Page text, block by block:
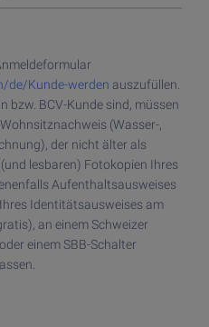
-App
de/Kunde-werden auszufüllen.
bzw. BCV-Kunde sind, müssen
(Wasser-,
der nicht älter als
lesbaren) Fotokopien Ihres
Aufenthaltsausweises
Identitätsausweises am
an einem Schweizer
einem SBB-Schalter